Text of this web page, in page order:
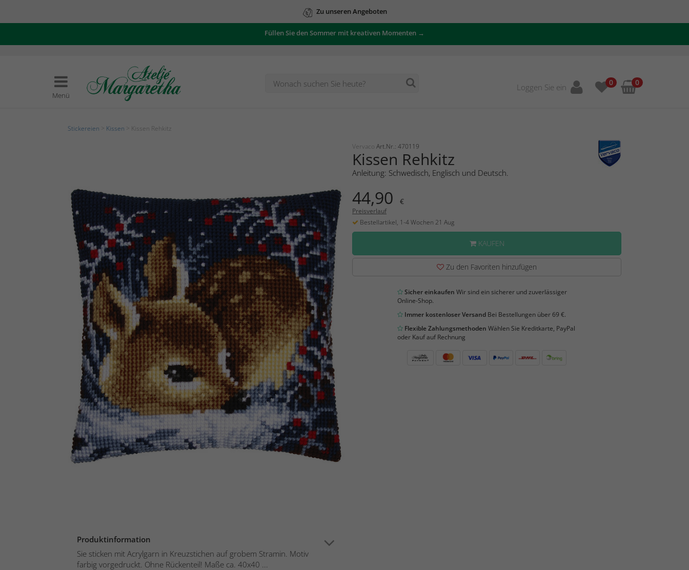
Zu unseren Angeboten
Füllen Sie den Sommer mit kreativen Momenten →
Menü
Loggen Sie ein 0 0
Stickereien Kissen > Kissen Rehkitz
Produktinformation
Sie sticken mit Acrylgarn in Kreuzstichen auf grobem Stramin. Motiv
farbig vorgedruckt. Ohne Rückenteil! Maße ca. 40x40 ...
Vervaco Art.Nr.: 470119
Kissen Rehkitz
Anleitung: Schwedisch, Englisch und Deutsch.
44,90 €
Preisverlauf
Bestellartikel, 1-4 Wochen 21 Aug
KAUFEN
Zu den Favoriten hinzufügen
Sicher einkaufen Wir sind ein sicherer und zuverlässiger
Online-Shop.
Immer kostenloser VersandBei Bestellungen über 69 €.
Flexible Zahlungsmethoden Wählen Sie Kreditkarte, PayPal
oder Kauf auf Rechnung